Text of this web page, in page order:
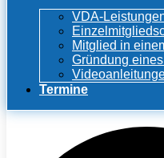
VDA-
Mitglied in
Gründung
Termine